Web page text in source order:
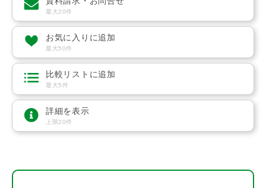
最大20件
お気に入りに追加
最大50件
比較リストに追加
最大5件
詳細を表示
上限20件